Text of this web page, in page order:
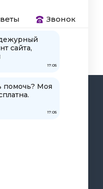
Звонок
сайта,
17:05
помочь? Моя
17:05